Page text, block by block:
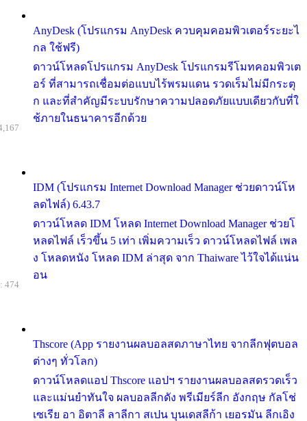
AnyDesk (โปรแกรม AnyDesk ควบคุมคอมพิวเตอร์ระยะไ
กล ใช้ฟรี)
ดาวน์โหลดโปรแกรม AnyDesk โปรแกรมรีโมทคอมพิวเต
อร์ ที่สามารถเชื่อมต่อแบบไร้พรมแดน รวดเร็มไม่มีกระตุ
ก และที่สำคัญมีระบบรักษาความปลอดภัยแบบเดียวกับที่ใ
ช้ภายในธนาคารอีกด้วย
IDM (โปรแกรม Internet Download Manager ช่วยดาวน์โห
ลดไฟล์) 6.43.7
ดาวน์โหลด IDM โหลด Internet Download Manager ช่วยโ
หลดไฟล์ เร็วขึ้น 5 เท่า เพิ่มความเร็ว ดาวน์โหลดไฟล์ เพล
ง โหลดหนัง โหลด IDM ล่าสุด จาก Thaiware ไว้ใจได้แน่น
อน
Thscore (App รายงานผลบอลสดภาษาไทย จากลีกฟุตบอล
ต่างๆ ทั่วโลก)
ดาวน์โหลดแอป Thscore แอปฯ รายงานผลบอลสดรวดเร็ว
และแม่นยำทันใจ ผลบอลลีกดัง พรีเมียร์ลีก อังกฤษ กัลโช่
เซเรีย อา อิตาลี ลาลีกา สเปน บุนเดสลีก้า เยอรมัน ลีกเอิง
474